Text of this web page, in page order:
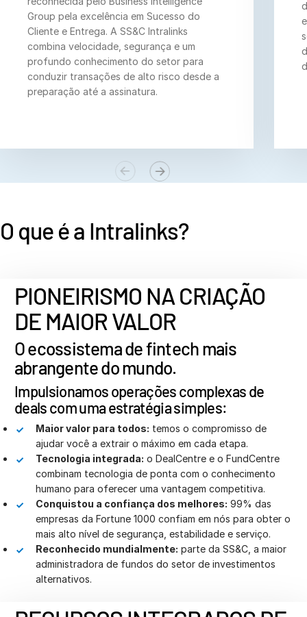
Real Estate Fund Managers
Recursos
English
繁體中文
Deutsch
日本語
한국인
Português
Italiano
Dutch
SOLICITE UMA DEMONSTRAÇÃO
Group pela excelência em Sucesso do
Cliente e Entrega. A SS&C Intralinks
combina velocidade, segurança e um
profundo conhecimento do setor para
conduzir transações de alto risco desde a
preparação até a assinatura.
O que éa Intralinks?
PIONEIRISMO NA CRIAÇÃO
DE MAIOR VALOR
O ecossistema de fintech mais
abrangente do mundo.
Impulsionamos operações complexas de
deals com uma estratégia simples:
Maior valor para todos: temos o compromisso de
ajudar você a extrair o máximo em cada etapa.
Tecnologia integrada: o DealCentre e o FundCentre
combinam tecnologia de ponta com o conhecimento
humano para oferecer uma vantagem competitiva.
Conquistou a confiança dos melhores: 99% das
empresas da Fortune 1000 confiam em nós para obter o
mais alto nível de segurança, estabilidade e serviço.
Reconhecido mundialmente: parte da SS&C, a maior
administradora de fundos do setor de investimentos
alternativos.